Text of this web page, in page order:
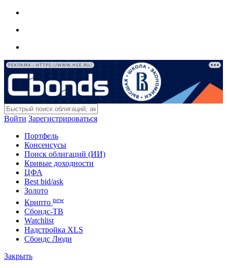
РЕКЛАМА • HTTPS://WWW.HSE.RU/
Войти Зарегистрироваться
Портфель
Консенсусы
Поиск облигаций (ИИ)
Кривые доходности
ЦФА
Best bid/ask
Золото
Крипто new
Сбондс-ТВ
Watchlist
Надстройка XLS
Сбондс Люди
Закрыть